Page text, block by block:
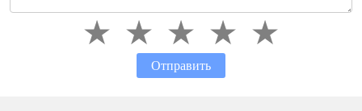
Отправить